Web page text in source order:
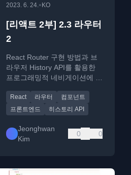
2023. 6. 24.• KO
[리액트 2부] 2.3 라우터
2
React Router 구현 방법과 브
라우저 History API를 활용한
프로그래밍적 네비게이션에 대
React 라우터
컴포넌트
프론트엔드
히스토리 API
Jeonghwan
Kim
0 0